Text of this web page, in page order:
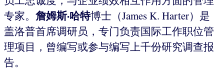
专家。 詹姆斯·哈特博士（James K. Harter）是
盖洛普首席调研员，专门负责国际工作职位管
理项目，曾编写或参与编写上千份研究调查报
告。